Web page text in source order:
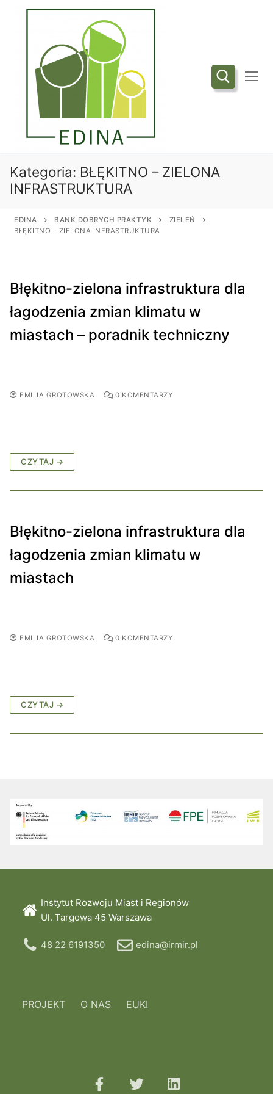
Przejdź
Szukaj:
Kategoria: BŁĘKITNO – ZIELONA
INFRASTRUKTURA
EDINA BANK DOBRYCH PRAKTYK
ZIELEŃ
BŁĘKITNO – ZIELONA INFRASTRUKTURA
Błękitno-zielona infrastruktura dla
łagodzenia zmian klimatu w
miastach – poradnik techniczny
EMILIA GROTOWSKA 0 KOMENTARZY
CZYTAJ →
Błękitno-zielona infrastruktura dla
łagodzenia zmian klimatu w
miastach
EMILIA GROTOWSKA 0 KOMENTARZY
CZYTAJ →
Instytut Rozwoju Miast i Regionów
Ul. Targowa 45 Warszawa
48 22 6191350 edina@irmir.pl
PROJEKT O NAS EUKI